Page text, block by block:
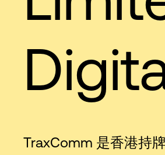
TraxComm 是香港持